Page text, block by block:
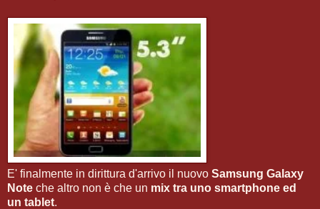
E' finalmente in dirittura d'arrivo il nuovo Samsung Galaxy
Note che altro non è che un mix tra uno smartphone ed
un tablet.